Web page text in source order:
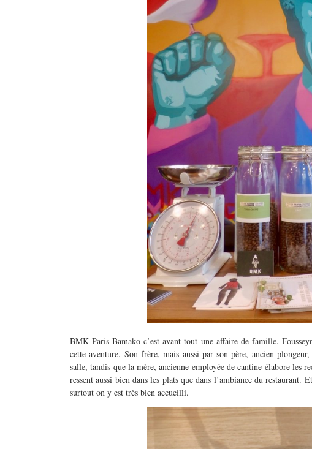
BMK Paris-Bamako c’est avant tout une affaire de famille.
cette aventure. Son frère, mais aussi par son père, ancien
salle, tandis que la mère, ancienne employée de cantine élabore les
ressent aussi bien dans les plats que dans l’ambiance du
surtout on y est très bien accueilli.